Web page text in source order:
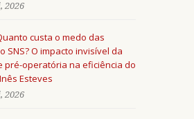
2026
custa o medo das
SNS? O impacto invisível da
pré-operatória na eficiência do
Esteves
2026